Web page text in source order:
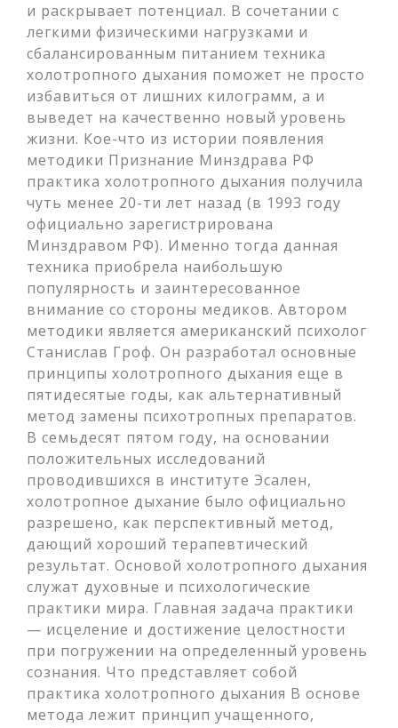
и раскрывает потенциал. В сочетании с
легкими физическими нагрузками и
сбалансированным питанием техника
холотропного дыхания поможет не просто
избавиться от лишних килограмм, а и
выведет на качественно новый уровень
жизни. Кое-что из истории появления
методики Признание Минздрава РФ
практика холотропного дыхания получила
чуть менее 20-ти лет назад (в 1993 году
официально зарегистрирована
Минздравом РФ). Именно тогда данная
техника приобрела наибольшую
популярность и заинтересованное
внимание со стороны медиков. Автором
методики является американский психолог
Станислав Гроф. Он разработал основные
принципы холотропного дыхания еще в
пятидесятые годы, как альтернативный
метод замены психотропных препаратов.
В семьдесят пятом году, на основании
положительных исследований
проводившихся в институте Эсален,
холотропное дыхание было официально
разрешено, как перспективный метод,
дающий хороший терапевтический
результат. Основой холотропного дыхания
служат духовные и психологические
практики мира. Главная задача практики
— исцеление и достижение целостности
при погружении на определенный уровень
сознания. Что представляет собой
практика холотропного дыхания В основе
метода лежит принцип учащенного,